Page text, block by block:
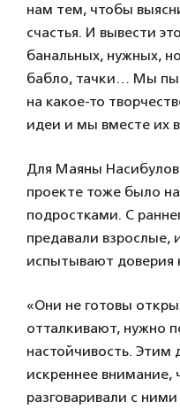
нам тем, чтобы
счастья. И вывести
банальных, нужных,
бабло, тачки… Мы
на какое-то
идеи и мы вместе их
Для Маяны
проекте тоже было
подростками. С
предавали взрослые,
испытывают
«Они не готовы
отталкивают, нужно
настойчивость. Этим
искреннее
разговаривали с